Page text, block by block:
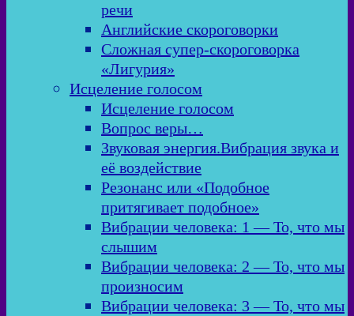
речи
Английские скороговорки
Сложная супер-скороговорка
«Лигурия»
Исцеление голосом
Исцеление голосом
Вопрос веры…
Звуковая энергия.Вибрация звука и
её воздействие
Резонанс или «Подобное
притягивает подобное»
Вибрации человека: 1 — То, что мы
слышим
Вибрации человека: 2 — То, что мы
произносим
Вибрации человека: 3 — То, что мы